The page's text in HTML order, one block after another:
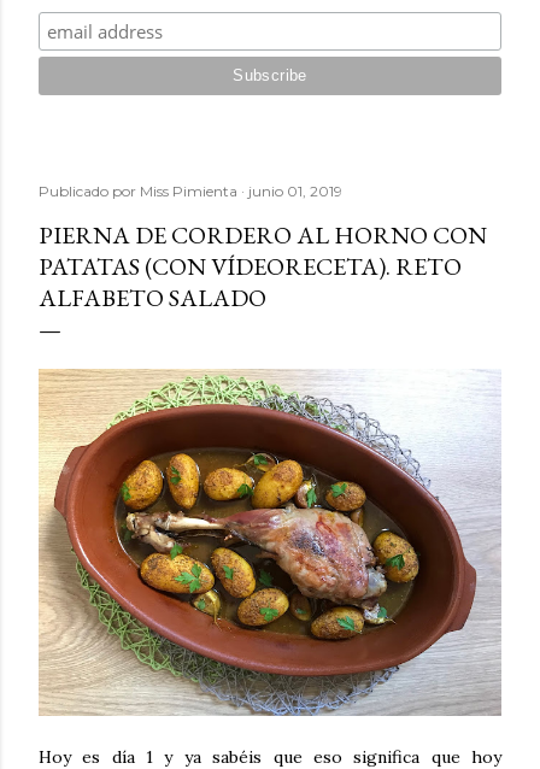
Publicado por Miss Pimienta junio 01, 2019
PIERNA DE CORDERO AL HORNO CON
PATATAS (CON VÍDEORECETA). RETO
ALFABETO SALADO
Hoy es día 1 y ya sabéis que eso significa que hoy